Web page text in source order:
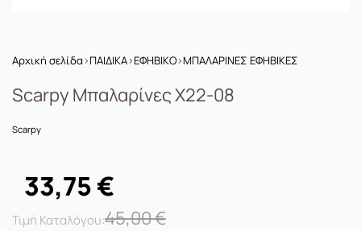
Αρχική σελίδα›ΠΑΙΔΙΚΑ›ΕΦΗΒΙΚΟ›ΜΠΑΛΑΡΙΝΕΣ ΕΦΗΒΙΚΕΣ
Scarpy Μπαλαρίνες X22-08
Scarpy
45,00€
33,75€